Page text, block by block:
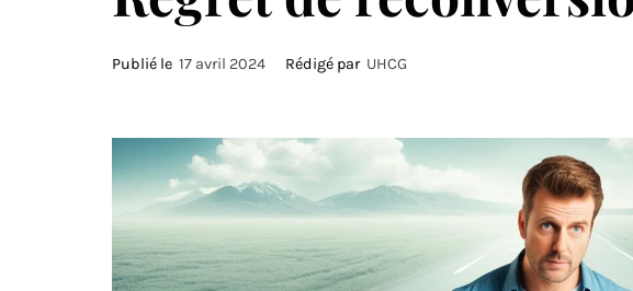
Publié le 17 avril 2024 Rédigé par UHCG